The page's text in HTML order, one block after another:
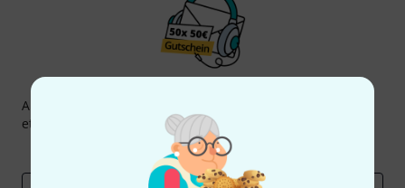
Thomann Newsletter
Abonniere den Thomann Newsletter und gewinne mit
etwas Glück einen von
50 Gutscheinen
Inspirierende Beiträge
Deals